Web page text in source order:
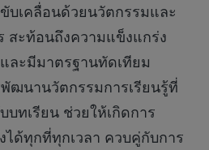
บเคลื่อนด้วยนวัตกรรมและ
ะท้อนถึงความแข็งแกร่ง
ละมีมาตรฐานทัดเทียม
ฒนานวัตกรรมการเรียนรู้ที่
บทเรียน ช่วยให้เกิดการ
ได้ทุกที่ทุกเวลา ควบคู่กับการ